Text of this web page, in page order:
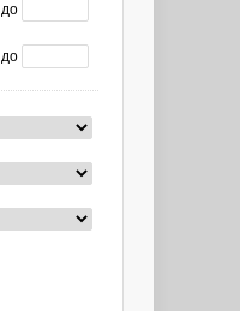
до
до